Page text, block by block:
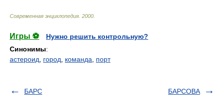
Современная энциклопедия 2000
Игры ⚽
Нужно решить контрольную?
Синонимы:
астероид
город команда порт
БАРС БАРСОВА